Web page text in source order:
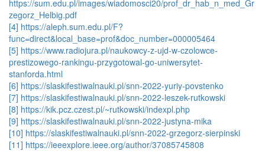
https://sum.edu.pl/images/wiadomosci20/prof_dr_hab_n_med_Gr
zegorz_Helbig.pdf
[4] https://aleph.sum.edu.pl/F?
func=direct&local_base=prof&doc_number=000005464
[5] https://www.radiojura.pl/naukowcy-z-ujd-w-czolowce-
prestizowego-rankingu-przygotowal-go-uniwersytet-
stanforda.html
[6] https://slaskifestiwalnauki.pl/snn-2022-yuriy-povstenko
[7] https://slaskifestiwalnauki.pl/snn-2022-leszek-rutkowski
[8] https://kik.pcz.czest.pl/~rutkowski/indexpl.php
[9] https://slaskifestiwalnauki.pl/snn-2022-justyna-mika
[10] https://slaskifestiwalnauki.pl/snn-2022-grzegorz-sierpinski
[11] https://ieeexplore.ieee.org/author/37085745808